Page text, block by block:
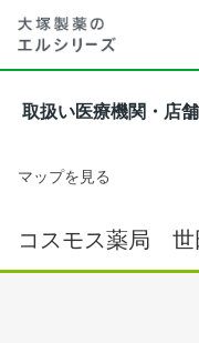
取扱い医療機関・店舗
マップを見る
コスモス薬局 世